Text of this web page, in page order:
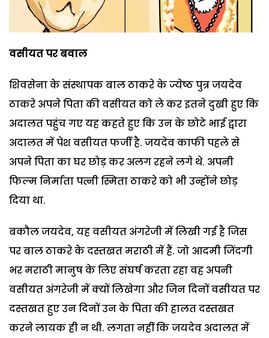
वसीयत पर बवाल
शिवसेना के संस्थापक बाल ठाकरे के ज्येष्ठ पुत्र जयदेव
ठाकरे अपने पिता की वसीयत को ले कर इतने दुखी हुए कि
अदालत पहुंच गए यह कहते हुए कि उन के छोटे भाई द्वारा
अदालत में पेश वसीयत फर्जी है. जयदेव काफी पहले से
अपने पिता का घर छोड़ कर अलग रहने लगे थे. अपनी
फिल्म निर्माता पत्नी स्मिता ठाकरे को भी उन्होंने छोड़
दिया था.
बकौल जयदेव, यह वसीयत अंगरेजी में लिखी गई है जिस
पर बाल ठाकरे के दस्तखत मराठी में हैं. जो आदमी जिंदगी
भर मराठी मानुष के लिए संघर्ष करता रहा वह अपनी
वसीयत अंगरेजी में क्यों लिखेगा और जिन दिनों वसीयत पर
दस्तखत हुए उन दिनों उन के पिता की हालत दस्तखत
करने लायक ही न थी. लगता नहीं कि जयदेव अदालत में